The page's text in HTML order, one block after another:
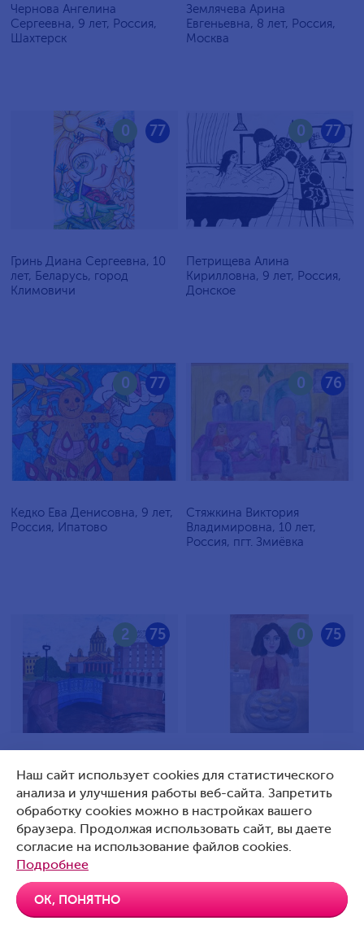
Чернова Ангелина
Сергеевна, 9 лет, Россия,
Шахтерск
Землячева Арина
Евгеньевна, 8 лет, Россия,
Москва
77
0
Гринь Диана Сергеевна, 10
лет, Беларусь, город
Климовичи
77
0
Петрищева Алина
Кирилловна, 9 лет, Россия,
Донское
77
0
Кедко Ева Денисовна, 9 лет,
Россия, Ипатово
76
0
Стяжкина Виктория
Владимировна, 10 лет,
Россия, пгт. Змиёвка
75
2
9 лет, Россия, Санкт-
Петербург
75
0
Александровна, 10 лет,
Россия, Г. Подольск
75
0 75
0
Наш сайт использует cookies для статистического
анализа и улучшения работы веб-сайта. Запретить
обработку cookies можно в настройках вашего
браузера. Продолжая использовать сайт, вы даете
согласие на использование файлов cookies.
Подробнее
ОК, ПОНЯТНО